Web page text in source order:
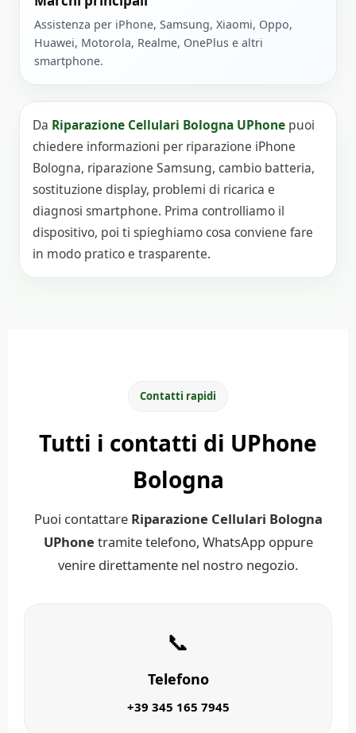
Assistenza per iPhone, Samsung, Xiaomi, Oppo,
Huawei, Motorola, Realme, OnePlus e altri
smartphone.
Da Riparazione Cellulari Bologna UPhone puoi
chiedere informazioni per riparazione iPhone
Bologna, riparazione Samsung, cambio batteria,
sostituzione display, problemi di ricarica e
diagnosi smartphone. Prima controlliamo il
dispositivo, poi ti spieghiamo cosa conviene fare
in modo pratico e trasparente.
Contatti rapidi
Tutti i contatti di UPhone
Bologna
Puoi contattare Riparazione Cellulari Bologna
UPhone tramite telefono, WhatsApp oppure
venire direttamente nel nostro negozio.
📞
Telefono
+39 345 165 7945